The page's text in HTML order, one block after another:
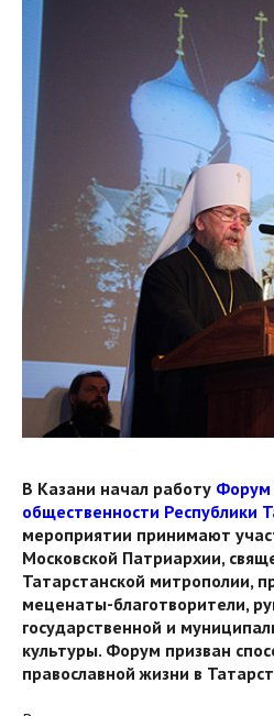
В Казани начал работу Форум
общественности Республики
мероприятии принимают
Московской Патриархии,
Татарстанской митрополии,
меценаты-благотворители,
государственной и
культуры. Форум призван
православной жизни в